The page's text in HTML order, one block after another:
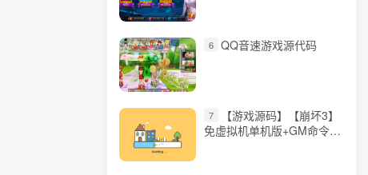
6 QQ音速游戏源代码
7
【游戏源码】【崩坏3】
免虚拟机单机版+GM命令